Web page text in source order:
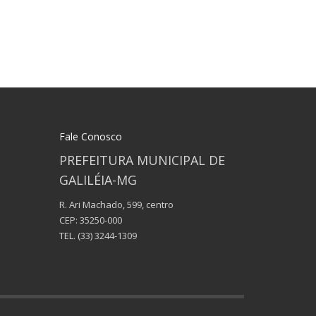
Fale Conosco
PREFEITURA MUNICIPAL DE
GALILÉIA-MG
R. Ari Machado, 599, centro
CEP: 35250-000
TEL. (33) 3244-1309